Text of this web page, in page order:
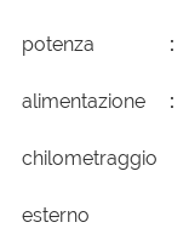
potenza
alimentazione
chilometraggio
esterno